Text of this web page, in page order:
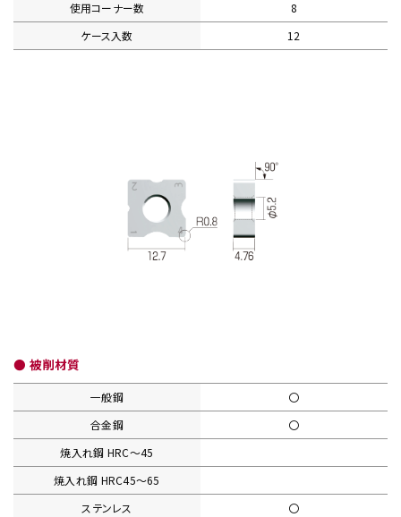
使用コーナー数
8
ケース入数
12
● 被削材質
一般鋼
〇
合金鋼
〇
焼入れ鋼 HRC〜45
焼入れ鋼 HRC45〜65
ステンレス
〇